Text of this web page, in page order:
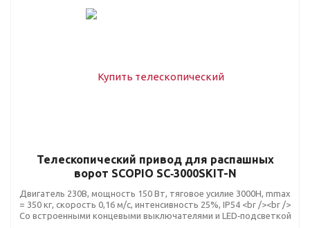
Телескопический привод для распашных
ворот SCOPIO SC‑3000SKIT-N
Двигатель 230В, мощность 150 Вт, тяговое усилие 3000Н, mmax
= 350 кг, скорость 0,16 м/с, интенсивность 25%, IP54 <br /><br />
Со встроенными концевыми выключателями и LED‑подсветкой